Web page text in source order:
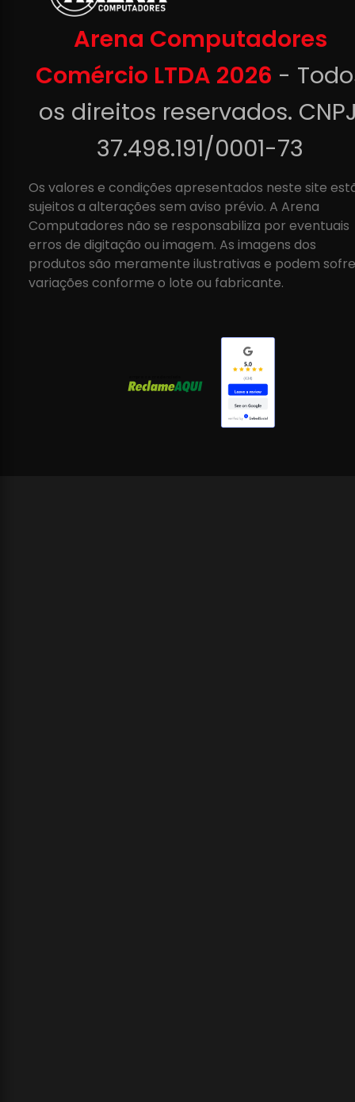
Arena Computadores
Comércio LTDA 2026 -
os direitos reservados.
37.498.191/0001-73
Os valores e condições apresentados neste site
sujeitos a alterações sem aviso prévio. A Arena
Computadores não se responsabiliza por eventuais
erros de digitação ou imagem. As imagens dos
produtos são meramente ilustrativas e podem
variações conforme o lote ou fabricante.